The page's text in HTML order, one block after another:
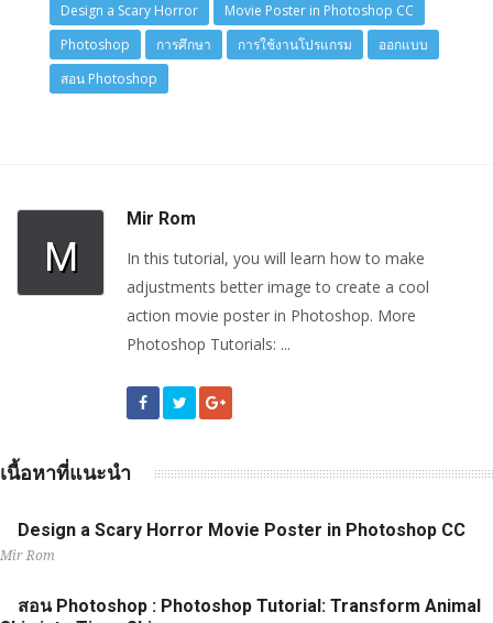
Design a Scary Horror
Movie Poster in Photoshop CC
Photoshop
การศึกษา การใช้งานโปรแกรม
ออกแบบ
สอน Photoshop
M
Mir Rom
In this tutorial, you will learn how to make
adjustments better image to create a cool
action movie poster in Photoshop. More
Photoshop Tutorials: ...
เนื้อหาที่แนะนำ
Design a Scary Horror Movie Poster in Photoshop CC
Mir Rom
สอน Photoshop : Photoshop Tutorial: Transform Animal